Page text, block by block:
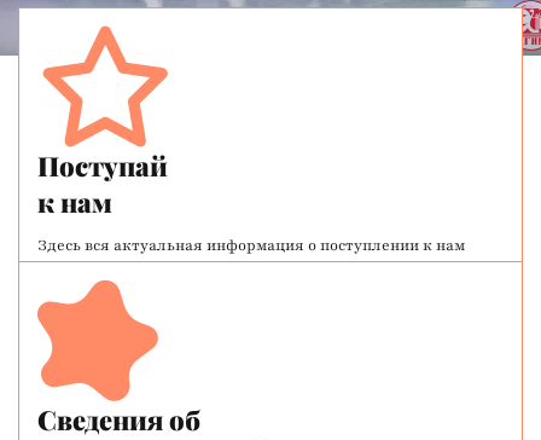
Поступай
к нам
Здесь вся актуальная информация о поступлении к нам
Сведения об